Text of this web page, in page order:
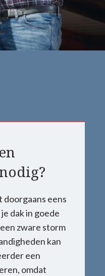
eens
dak in goede
zware storm
kan
een
omdat